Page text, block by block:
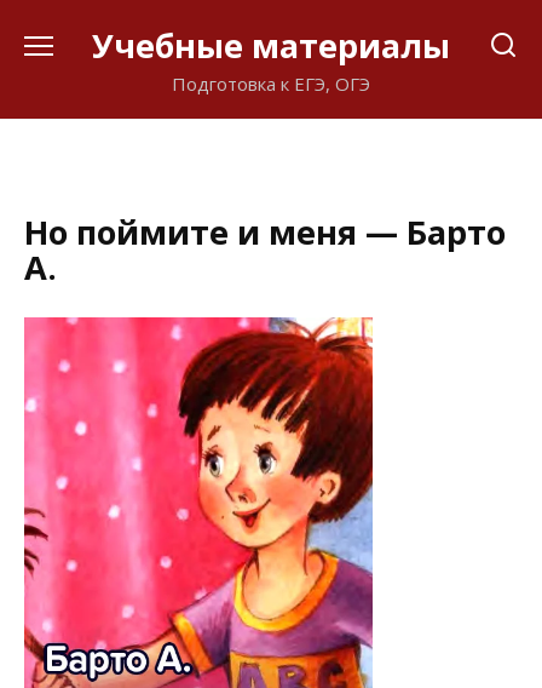
Учебные материалы
Подготовка к ЕГЭ, ОГЭ
Но поймите и меня — Барто
А.